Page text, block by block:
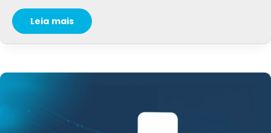
Leia mais